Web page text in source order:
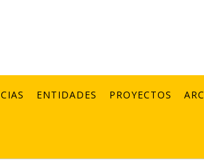
ENTIDADES PROYECTOS